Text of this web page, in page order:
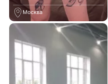
Москва